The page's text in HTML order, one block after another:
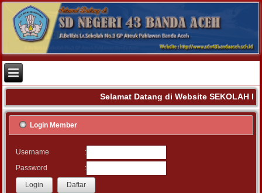
Selamat Datang di Website SEKOLAH
Login Member
Username
:
Password
: